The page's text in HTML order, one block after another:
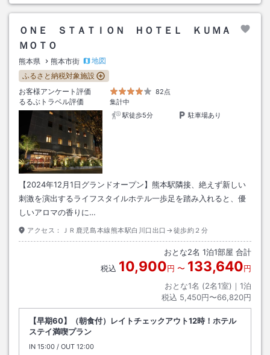
ＯＮＥ ＳＴＡＴＩＯＮ ＨＯＴＥＬ ＫＵＭＡ
ＭＯＴＯ
熊本県 熊本市街
地図
ふるさと納税対象施設
お客様アンケート評価
82点
るるぶトラベル評価
集計中
駅徒歩5分
駐車場あり
【2024年12月1日グランドオープン】熊本駅隣接、絶えず新しい
刺激を演出するライフスタイルホテル一歩足を踏み入れると、優
しいアロマの香りに…
アクセス： ＪＲ鹿児島本線熊本駅白川口出口→徒歩約２分
おとな2名 1泊1部屋 合計
税込 10,900円 〜 133,640円
おとな1名 (2名1室)｜ 1泊
税込 5,450円〜66,820円
【早期60】（朝食付）レイトチェックアウト12時！ホテル
ステイ満喫プラン
IN チェックイン
15:00 / OUT チェックアウト
12:00